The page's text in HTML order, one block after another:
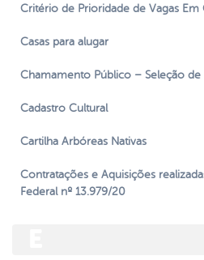
Critério de Prioridade de Vagas Em
Casas para alugar
Chamamento Público – Seleção de
Cadastro Cultural
Cartilha Arbóreas Nativas
Contratações e Aquisições
Federal nº 13.979/20